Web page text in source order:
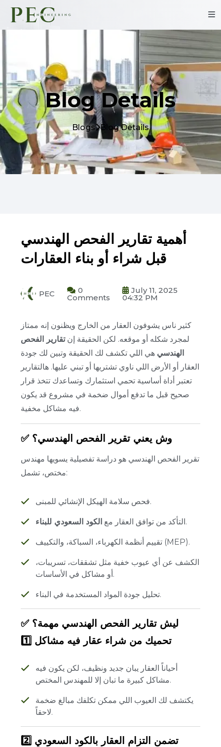
Blog Details
Blogs Blog Details
أهمية تقارير الفحص الهندسي
قبل شراء أو بناء العقارات
PEC 0
Comments
July 11, 2025
04:32 PM
كثير ناس يشوفون العقار من الخارج ويظنون إنه ممتاز
لمجرد شكله أو موقعه. لكن الحقيقة إنتقارير الفحص
الهندسي هي اللي تكشف لك الحقيقة وتبين لك جودة
العقار أو الأرض اللي ناوي تشتريها أو تبني عليها. هالتقارير
تعتبر أداة أساسية تحمي استثمارك وتساعدك تتخذ قرار
صحيح قبل ما تدفع أموال ضخمة في مشروع قد يكون
فيه مشاكل مخفية.
✅ وش يعني تقرير الفحص الهندسي؟
تقرير الفحص الهندسي هو دراسة تفصيلية يسويها مهندس
مختص، تشمل:
فحص سلامة الهيكل الإنشائي للمبنى.
التأكد من توافق العقار مع الكود السعودي للبناء .
تقييم أنظمة الكهرباء، السباكة، والتكييف (MEP).
الكشف عن أي عيوب خفية مثل تشققات، تسريبات،
أو مشاكل في الأساسات.
تحليل جودة المواد المستخدمة في البناء.
✅ ليش تقارير الفحص الهندسي مهمة؟
1️⃣ تحميك من شراء عقار فيه مشاكل
أحياناً العقار يبان جديد ونظيف، لكن يكون فيه
مشاكل كبيرة ما تبان إلا للمهندس المختص.
يكتشف لك العيوب اللي ممكن تكلفك مبالغ ضخمة
لاحقاً.
2️⃣ تضمن التزام العقار بالكود السعودي